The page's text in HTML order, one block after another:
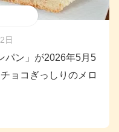
日
パン」が2026年5月5
ョコぎっしりのメロ